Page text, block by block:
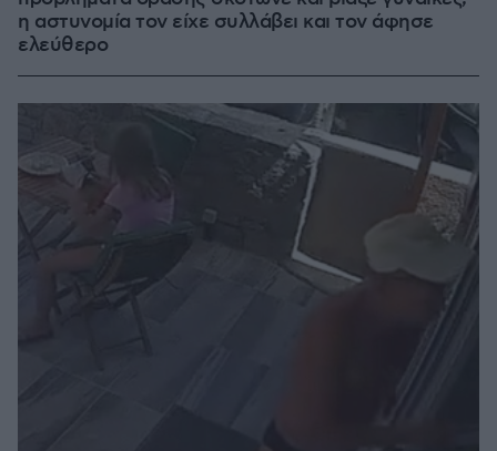
η αστυνομία τον είχε συλλάβει και τον άφησε
ελεύθερο